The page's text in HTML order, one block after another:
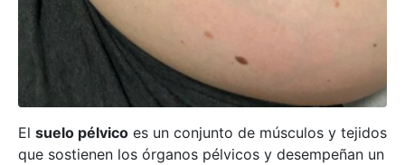
El suelo pélvico es un conjunto de músculos y tejidos
que sostienen los órganos pélvicos y desempeñan un